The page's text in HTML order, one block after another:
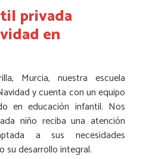
privada
en
Murcia, nuestra escuela
y cuenta con un equipo
en educación infantil. Nos
niño reciba una atención
a sus necesidades
su desarrollo integral.